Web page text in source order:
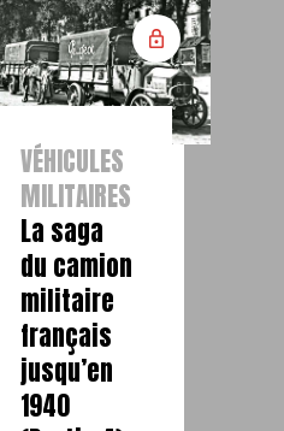
VÉHICULES
MILITAIRES
La saga
du camion
militaire
français
jusqu’en
1940